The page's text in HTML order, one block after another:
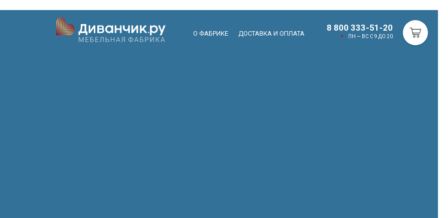
О ФАБРИКЕ ДОСТАВКА И ОПЛАТА
8 800 333-51-20
ПН — ВС С 9 ДО 20